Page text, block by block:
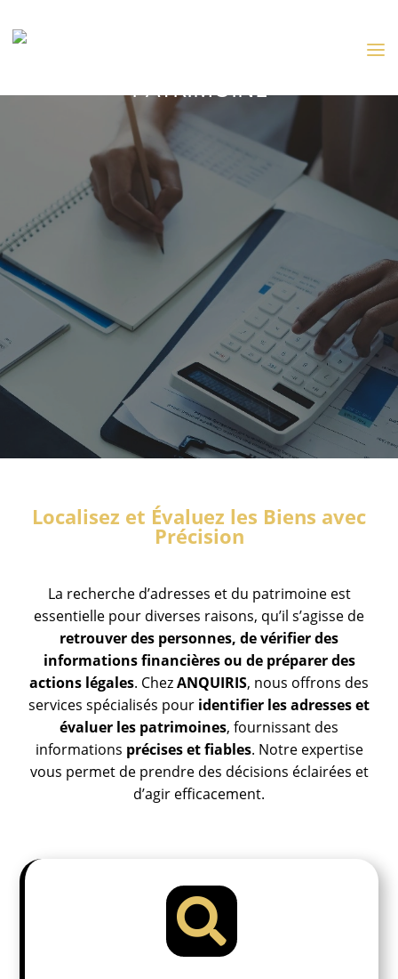
PATRIMOINE
Localisez et Évaluez les Biens avec
Précision
La recherche d’adresses et du patrimoine est
essentielle pour diverses raisons, qu’il s’agisse de
retrouver des personnes, de vérifier des
informations financières ou de préparer des
actions légales. ChezANQUIRIS, nous offrons des
services spécialisés pour identifier les adresses et
évaluer les patrimoines, fournissant des
informations précises et fiables. Notre expertise
vous permet de prendre des décisions éclairées et
d’agir efficacement.
